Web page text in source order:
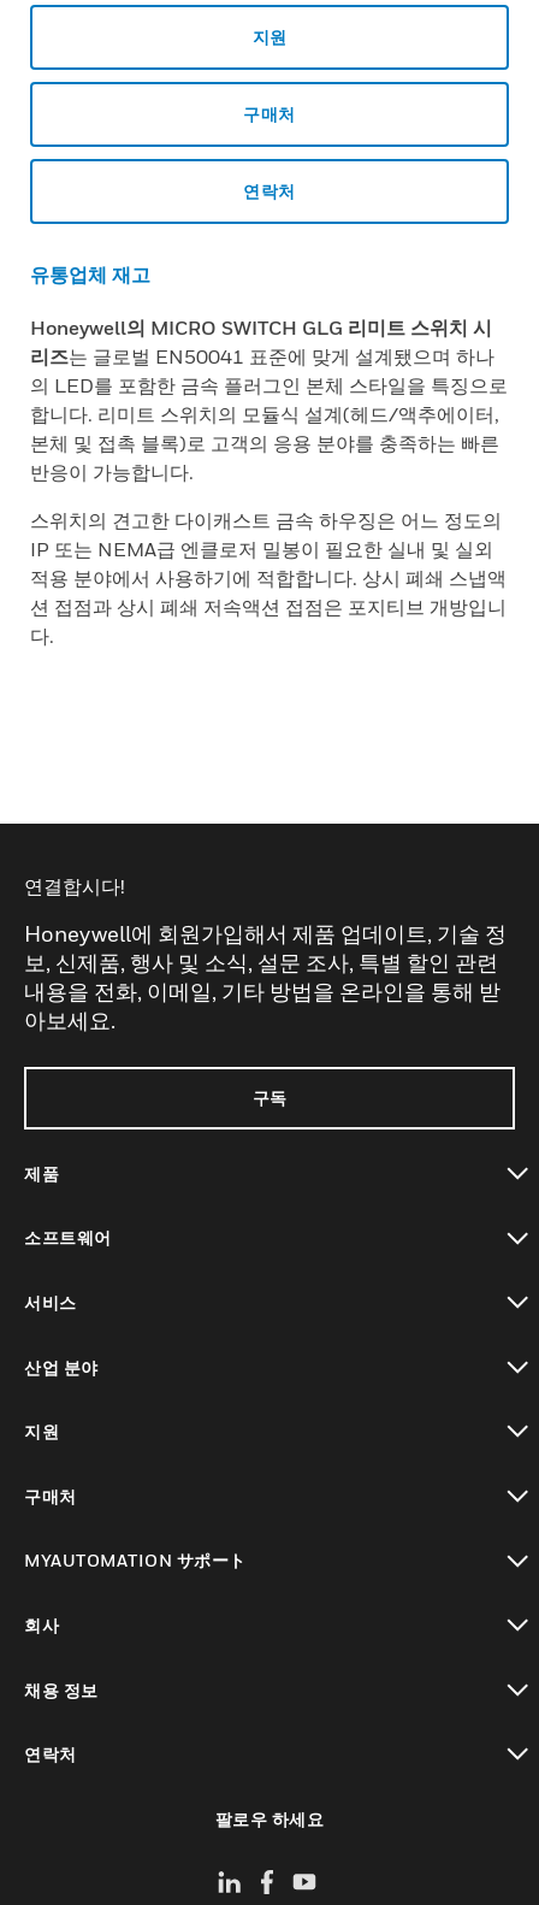
지원
구매처
연락처
유통업체 재고
Honeywell의 MICRO SWITCH GLG 리미트 스위치 시
리즈는 글로벌 EN50041 표준에 맞게 설계됐으며 하나
의 LED를 포함한 금속 플러그인 본체 스타일을 특징으로
합니다. 리미트 스위치의 모듈식 설계(헤드/액추에이터,
본체 및 접촉 블록)로 고객의 응용 분야를 충족하는 빠른
반응이 가능합니다.
스위치의 견고한 다이캐스트 금속 하우징은 어느 정도의
IP 또는 NEMA급 엔클로저 밀봉이 필요한 실내 및 실외
적용 분야에서 사용하기에 적합합니다. 상시 폐쇄 스냅액
션 접점과 상시 폐쇄 저속액션 접점은 포지티브 개방입니
다.
연결합시다!
Honeywell에 회원가입해서 제품 업데이트, 기술 정
보, 신제품, 행사 및 소식, 설문 조사, 특별 할인 관련
내용을 전화, 이메일, 기타 방법을 온라인을 통해 받
아보세요.
구독
제품
소프트웨어
서비스
산업 분야
지원
구매처
MYAUTOMATION サポート
회사
채용 정보
연락처
팔로우 하세요